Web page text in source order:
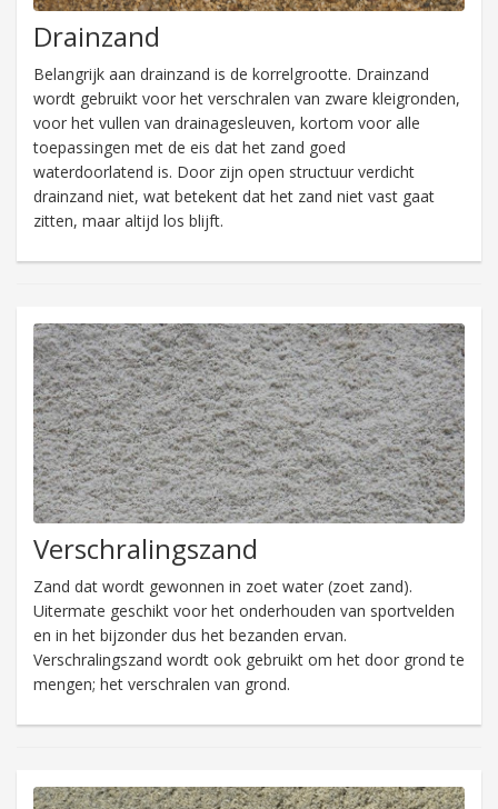
Drainzand
Belangrijk aan drainzand is de korrelgrootte. Drainzand
wordt gebruikt voor het verschralen van zware kleigronden,
voor het vullen van drainagesleuven, kortom voor alle
toepassingen met de eis dat het zand goed
waterdoorlatend is. Door zijn open structuur verdicht
drainzand niet, wat betekent dat het zand niet vast gaat
zitten, maar altijd los blijft.
Verschralingszand
Zand dat wordt gewonnen in zoet water (zoet zand).
Uitermate geschikt voor het onderhouden van sportvelden
en in het bijzonder dus het bezanden ervan.
Verschralingszand wordt ook gebruikt om het door grond te
mengen; het verschralen van grond.